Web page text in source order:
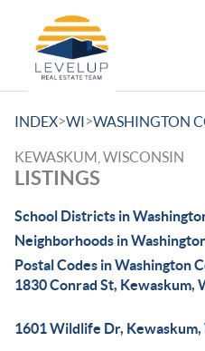
INDEX>WI>WASHINGTON
KEWASKUM, WISCONSIN
LISTINGS
School Districts in
Neighborhoods in
Postal Codes in Washington
1830 Conrad St, Kewaskum,
1601 Wildlife Dr,